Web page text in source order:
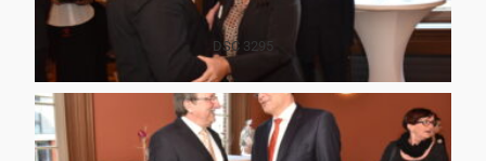
DSC 3295